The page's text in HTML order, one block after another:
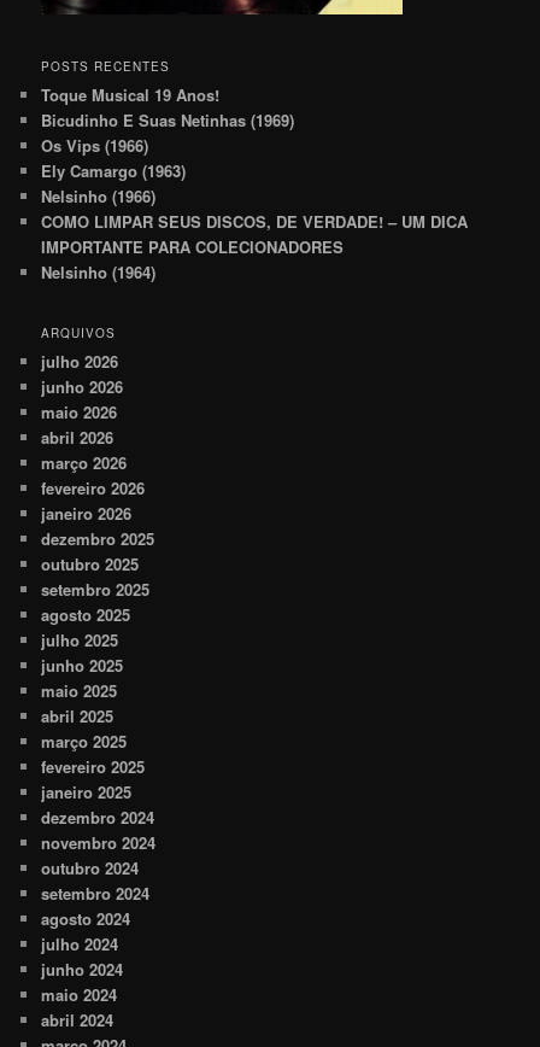
POSTS RECENTES
Toque Musical 19 Anos!
Bicudinho E Suas Netinhas (1969)
Os Vips (1966)
Ely Camargo (1963)
Nelsinho (1966)
COMO LIMPAR SEUS DISCOS, DE VERDADE! – UM DICA
IMPORTANTE PARA COLECIONADORES
Nelsinho (1964)
ARQUIVOS
julho 2026
junho 2026
maio 2026
abril 2026
março 2026
fevereiro 2026
janeiro 2026
dezembro 2025
outubro 2025
setembro 2025
agosto 2025
julho 2025
junho 2025
maio 2025
abril 2025
março 2025
fevereiro 2025
janeiro 2025
dezembro 2024
novembro 2024
outubro 2024
setembro 2024
agosto 2024
julho 2024
junho 2024
maio 2024
abril 2024